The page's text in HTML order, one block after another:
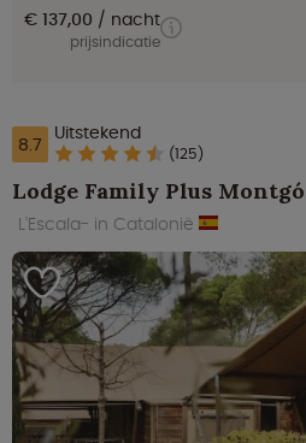
€ 137,00 nacht
prijsindicatie
8.7 Uitstekend
(125)
Lodge Family Plus
L'Escala- in Catalonië